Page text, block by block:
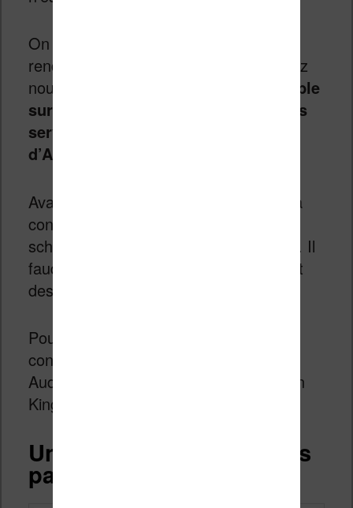
On se doute que si le succès est au
rendez-vous, on verra arriver Vella chez
nous. Mais, pour l’heure,
cela ressemble
surtout à une expérience du côté des
services de lecture américains
d’Amazon
Avant de rencontrer le succès, il faudra
convaincre les auteurs de sortir du
schéma actuel de publication d’ebooks. Il
faudra donc des histoires en nombre et
des lecteurs.
Pour l’instant, il y a quelques noms
connus qui proposent des histoires :
Audrey Carlan, Bard Constantine, Ryan
King, Callie Chase, R. Zanetti, etc.
Une bonne initiative, mais
pas sur liseuse Kindle ?